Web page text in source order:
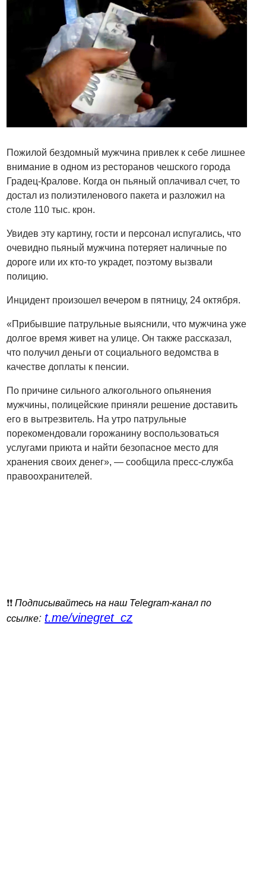
Пожилой бездомный мужчина привлек к себе лишнее
внимание в одном из ресторанов чешского города
Градец-Кралове. Когда он пьяный оплачивал счет, то
достал из полиэтиленового пакета и разложил на
столе 110 тыс. крон.
Увидев эту картину, гости и персонал испугались, что
очевидно пьяный мужчина потеряет наличные по
дороге или их кто-то украдет, поэтому вызвали
полицию.
Инцидент произошел вечером в пятницу, 24 октября.
«Прибывшие патрульные выяснили, что мужчина уже
долгое время живет на улице. Он также рассказал,
что получил деньги от социального ведомства в
качестве доплаты к пенсии.
По причине сильного алкогольного опьянения
мужчины, полицейские приняли решение доставить
его в вытрезвитель. На утро патрульные
порекомендовали горожанину воспользоваться
услугами приюта и найти безопасное место для
хранения своих денег», — сообщила пресс-служба
правоохранителей.
❗️❗️Подписывайтесь на наш Telegram-канал по
ссылке: t.me/vinegret_cz